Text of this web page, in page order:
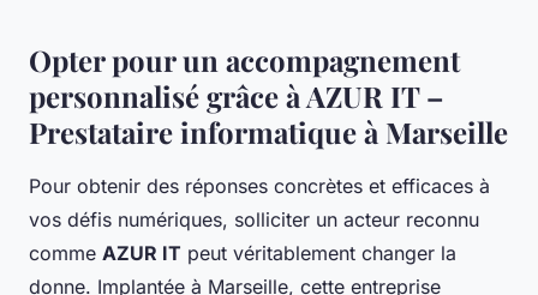
Opter pour un accompagnement
personnalisé grâce à AZUR IT –
Prestataire informatique à Marseille
Pour obtenir des réponses concrètes et efficaces à
vos défis numériques, solliciter un acteur reconnu
comme AZUR IT peut véritablement changer la
donne. Implantée à Marseille, cette entreprise